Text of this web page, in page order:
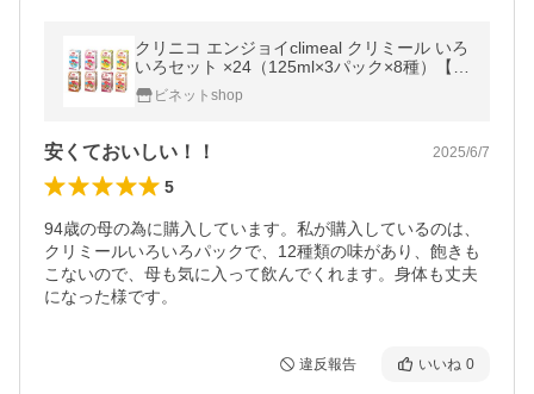
クリニコ エンジョイclimeal クリミール いろ
いろセット ×24（125ml×3パック×8種）【ケ
ース販売】 栄養 ドリンク 補食 栄養機能食品
亜鉛 銅 モラック乳酸菌
ビネットshop
安くておいしい！！ 2025/6/7
5
94歳の母の為に購入しています。私が購入しているのは、
クリミールいろいろパックで、12種類の味があり、飽きも
こないので、母も気に入って飲んでくれます。身体も丈夫
になった様です。
違反報告 いいね 0